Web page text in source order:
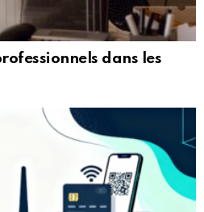
dans les